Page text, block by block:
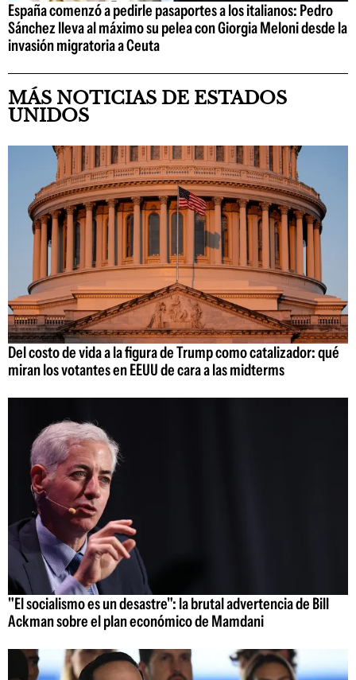
España comenzó a pedirle pasaportes a los italianos: Pedro
Sánchez lleva al máximo su pelea con Giorgia Meloni desde la
invasión migratoria a Ceuta
MÁS NOTICIAS DE ESTADOS
UNIDOS
Del costo de vida a la figura de Trump como catalizador: qué
miran los votantes en EEUU de cara a las midterms
"El socialismo es un desastre": la brutal advertencia de Bill
Ackman sobre el plan económico de Mamdani